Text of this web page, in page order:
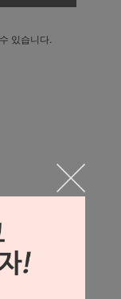
있습니다.